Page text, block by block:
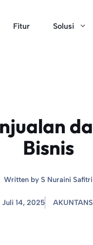
Fitur Solusi
Bisnis
Written by S Nuraini Safitri
Juli 14, 2025